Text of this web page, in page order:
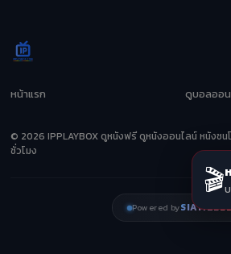
หน้าแรก ดูบอลออ
© 2026 IPPLAYBOX ดูหนังฟรี ดูหนังออนไลน์ หนังช
ชั่วโมง
Powered by
🎬